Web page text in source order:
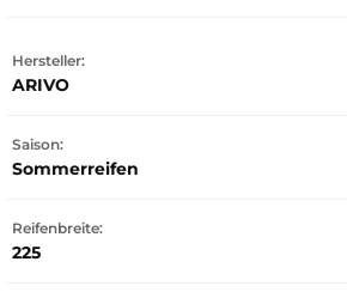
Hersteller:
ARIVO
Saison:
Sommerreifen
Reifenbreite:
225